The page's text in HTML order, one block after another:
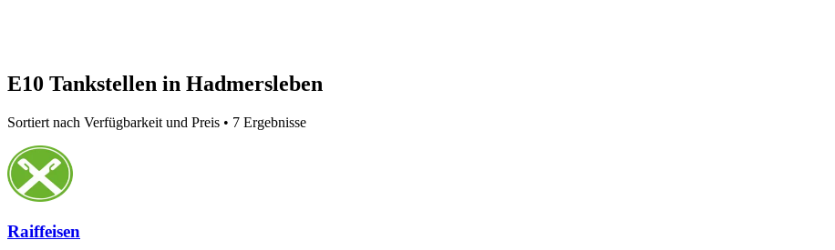
E10 Tankstellen in Hadmersleben
Sortiert nach Verfügbarkeit und Preis • 7 Ergebnisse
Raiffeisen